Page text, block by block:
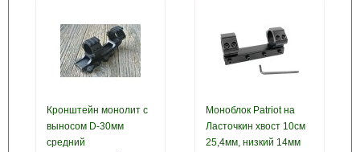
Кронштейн монолит с
выносом D-30мм
средний
Моноблок Patriot на
Ласточкин хвост 10см
25,4мм, низкий 14мм